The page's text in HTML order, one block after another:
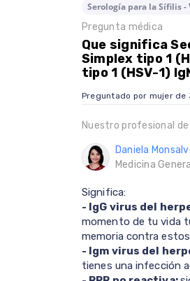
Serología para la Sífilis -
Pregunta médica
Que significa
Simplex tipo 1
tipo 1 (HSV-1)
Preguntado por mujer de
Nuestro profesional
Daniela
Medicina General
Significa:
- IgG virus del
momento de tu vida
memoria contra
- Igm virus del
tienes una infección